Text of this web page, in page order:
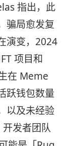
指出，此
骗局愈发复
演变，2024
项目和
在 Meme
跃钱包数量
以及未经验
发者团队